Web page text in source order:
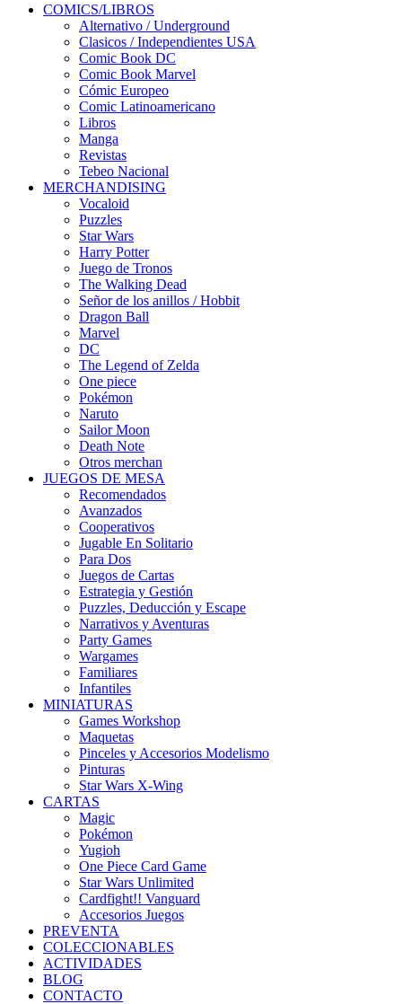
COMICS/LIBROS
Alternativo / Underground
Clasicos / Independientes USA
Comic Book DC
Comic Book Marvel
Cómic Europeo
Comic Latinoamericano
Libros
Manga
Revistas
Tebeo Nacional
MERCHANDISING
Vocaloid
Puzzles
Star Wars
Harry Potter
Juego de Tronos
The Walking Dead
Señor de los anillos / Hobbit
Dragon Ball
Marvel
DC
The Legend of Zelda
One piece
Pokémon
Naruto
Sailor Moon
Death Note
Otros merchan
JUEGOS DE MESA
Recomendados
Avanzados
Cooperativos
Jugable En Solitario
Para Dos
Juegos de Cartas
Estrategia y Gestión
Puzzles, Deducción y Escape
Narrativos y Aventuras
Party Games
Wargames
Familiares
Infantiles
MINIATURAS
Games Workshop
Maquetas
Pinceles y Accesorios Modelismo
Pinturas
Star Wars X-Wing
CARTAS
Magic
Pokémon
Yugioh
One Piece Card Game
Star Wars Unlimited
Cardfight!! Vanguard
Accesorios Juegos
PREVENTA
COLECCIONABLES
ACTIVIDADES
BLOG
CONTACTO